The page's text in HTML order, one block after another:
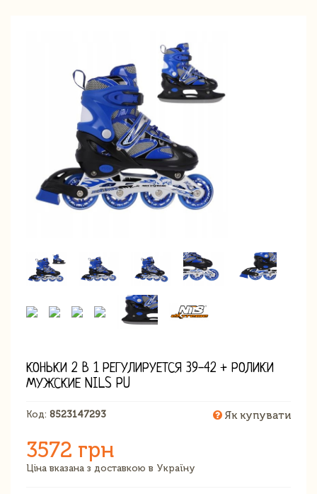
КОНЬКИ 2 В 1 РЕГУЛИРУЕТСЯ 39-42 + РОЛИКИ
МУЖСКИЕ NILS PU
Код: 8523147293 Як купувати
3572 грн
Ціна вказана з доставкою в Україну